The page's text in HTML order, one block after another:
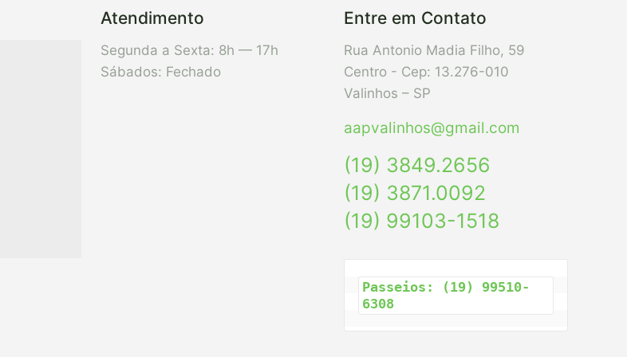
Atendimento
Segunda a Sexta: 8h — 17h
Sábados: Fechado
Entre em Contato
Rua Antonio Madia Filho, 59
Centro - Cep: 13.276-010
Valinhos – SP
aapvalinhos@gmail.com
(19) 3849.2656
(19) 3871.0092
(19) 99103-1518
Passeios: (19) 99510-
6308